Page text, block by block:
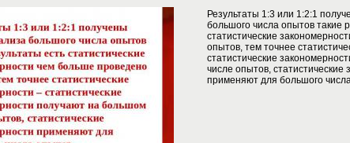
Результаты 1:3 или 1:2:1
большого числа опытов такие
статистические
опытов, тем точнее
статистические
числе опытов, статистические
применяют для большого